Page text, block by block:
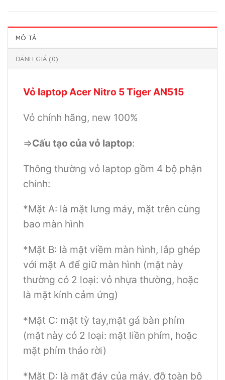
MÔ TẢ
ĐÁNH GIÁ (0)
Vỏ laptop Acer Nitro 5 Tiger AN515
Vỏ chính hãng, new 100%
=>Cấu tạo của vỏ laptop:
Thông thường vỏ laptop gồm 4 bộ phận
chính:
*Mặt A: là mặt lưng máy, mặt trên cùng
bao màn hình
*Mặt B: là mặt viềm màn hình, lắp ghép
với mặt A để giữ màn hình (mặt này
thường có 2 loại: vỏ nhựa thường, hoặc
là mặt kính cảm ứng)
*Mặt C: mặt tỳ tay,mặt gá bàn phím
(mặt này có 2 loại: mặt liền phím, hoặc
mặt phím tháo rời)
*Mặt D: là mặt đáy của máy, đỡ toàn bộ